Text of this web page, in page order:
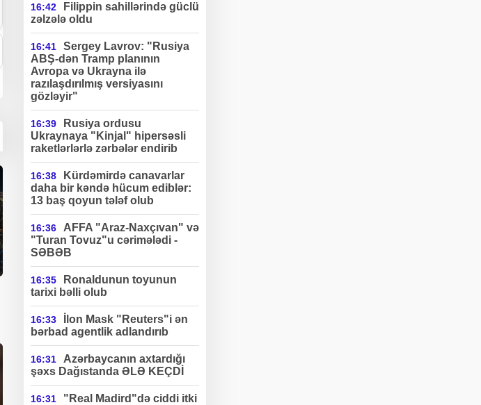
16:42
Filippin sahillərində güclü
zəlzələ oldu
16:41
Sergey Lavrov: "Rusiya
ABŞ-dən Tramp planının
Avropa və Ukrayna ilə
razılaşdırılmış versiyasını
gözləyir"
16:39
Rusiya ordusu
Ukraynaya "Kinjal" hipersəsli
raketlərlərlə zərbələr endirib
16:38
Kürdəmirdə canavarlar
daha bir kəndə hücum ediblər:
13 baş qoyun tələf olub
16:36
AFFA "Araz-Naxçıvan" və
"Turan Tovuz"u cərimələdi -
SƏBƏB
16:35
Ronaldunun toyunun
tarixi bəlli olub
16:33
İlon Mask "Reuters"i ən
bərbad agentlik adlandırıb
16:31
Azərbaycanın axtardığı
şəxs Dağıstanda ƏLƏ KEÇDİ
16:31
"Real Madird"də ciddi itki